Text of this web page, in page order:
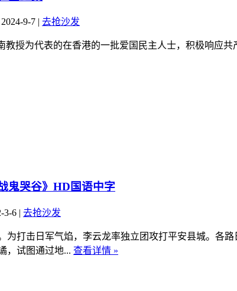
9-7 | 去抢沙发
授为代表的在香港的一批爱国民主人士，积极响应
鬼哭谷》HD国语中字
3-6 | 去抢沙发
为打击日军气焰，李云龙率独立团攻打平安县城。各
，试图通过地... 查看详情 »